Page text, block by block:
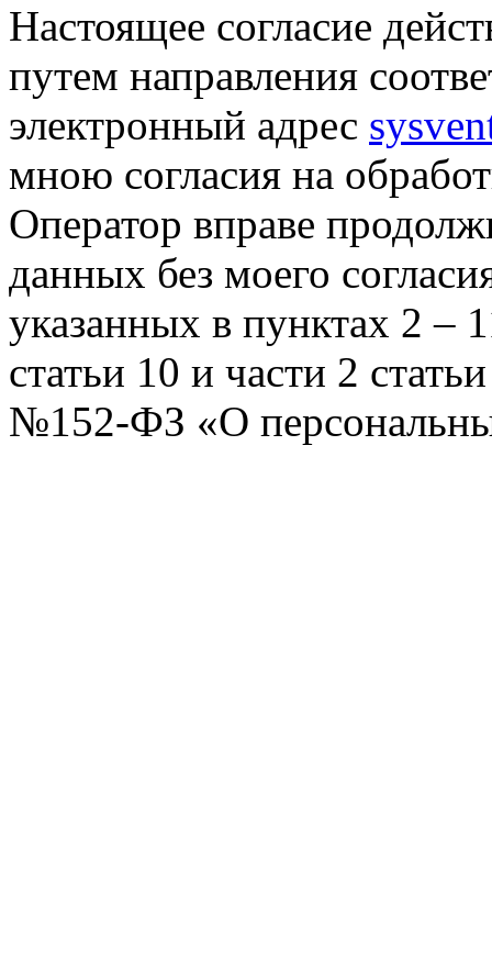
Настоящее согласие
путем направления
электронный адрес
мною согласия на
Оператор вправе
данных без моего
указанных в пунктах 2 –
статьи 10 и части 2
№152-ФЗ «О